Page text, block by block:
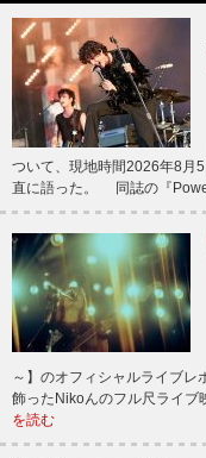
ついて、現地時間2026年8月
直に語った。 同誌の『
～】のオフィシャルライブレ
飾ったNikoんのフル尺ライ
を読む